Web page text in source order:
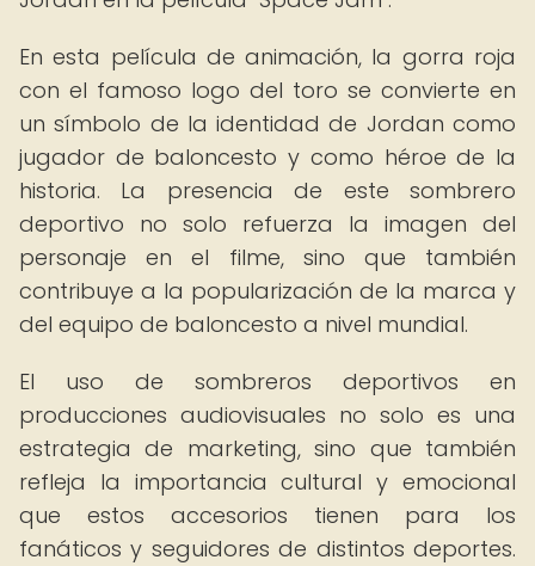
En esta película de animación, la gorra roja
con el famoso logo del toro se convierte en
un símbolo de la identidad de Jordan como
jugador de baloncesto y como héroe de la
historia. La presencia de este sombrero
deportivo no solo refuerza la imagen del
personaje en el filme, sino que también
contribuye a la popularización de la marca y
del equipo de baloncesto a nivel mundial.
El uso de sombreros deportivos en
producciones audiovisuales no solo es una
estrategia de marketing, sino que también
refleja la importancia cultural y emocional
que estos accesorios tienen para los
fanáticos y seguidores de distintos deportes.